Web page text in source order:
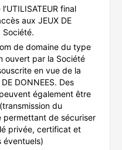
final
aux JEUX DE
Société.
de domaine du type
ouvert par la Société
en vue de la
DONNEES. Des
également être
du
permettant de sécuriser
privée, certificat et
éventuels)